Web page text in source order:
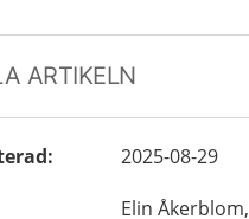
ARTIKELN
:
2025-08-29
Elin Åkerblom,